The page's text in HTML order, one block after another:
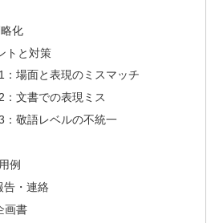
化
トと対策
：場面と表現のミスマッチ
：文書での表現ミス
：敬語レベルの不統一
例
告・連絡
画書